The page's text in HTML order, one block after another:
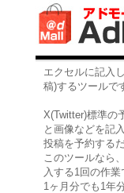
エクセルに記入
稿)するツールで
X(Twitter)標準の
と画像などを記
投稿を予約する
このツールなら
入する1回の作業
1ヶ月分でも1年